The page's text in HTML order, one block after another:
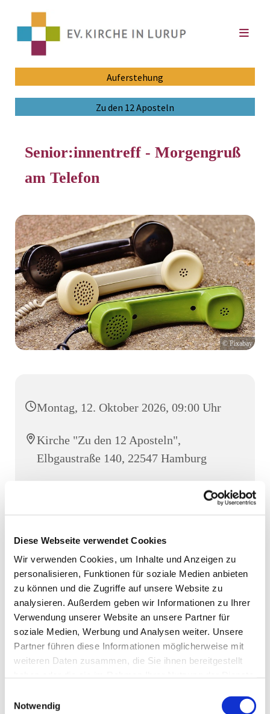
Diese Webseite verwendet Cookies
Wir verwenden Cookies, um Inhalte und Anzeigen zu
personalisieren, Funktionen für soziale Medien anbieten
zu können und die Zugriffe auf unsere Website zu
analysieren. Außerdem geben wir Informationen zu Ihrer
Verwendung unserer Website an unsere Partner für
soziale Medien, Werbung und Analysen weiter. Unsere
Partner führen diese Informationen möglicherweise mit
weiteren Daten zusammen, die Sie ihnen bereitgestellt
Notwendig
Auferstehung
Zu den 12 Aposteln
Senior:innentreff - Morgengruß
am Telefon
© Pixabay
Montag, 12. Oktober 2026, 09:00 Uhr
Kirche "Zu den 12 Aposteln",
Elbgaustraße 140, 22547 Hamburg
Jeden Montag um 9 Uhr gibt es einen kurzen Text als
kleinen Impuls für den Start in den Tag und in die Woche.
Einwählen unter: 0721/605620222, PIN 046445.